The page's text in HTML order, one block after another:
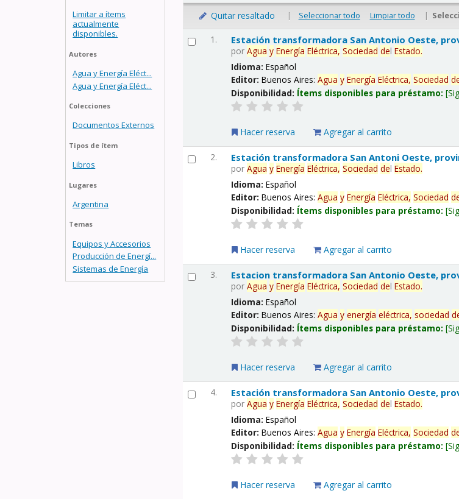
Limitar a ítems
actualmente
disponibles.
Autores
Agua y Energía Eléct...
Agua y Energía Eléct...
Colecciones
Documentos Externos
Tipos de ítem
Libros
Lugares
Argentina
Temas
Equipos y Accesorios
Producción de Energí...
Sistemas de Energía
Quitar resaltado | Seleccionar todo Limpiar todo |
1. Estación transformadora San Antonio Oeste,
porAgua y Energía Eléctrica, Sociedad delEstado.
Idioma:Español
Editor:Buenos Aires:Agua y Energía Eléctrica, Sociedad
Disponibilidad: Ítems disponibles para préstamo:
Hacer reserva Agregar al carrito
2. Estación transformadora San Antoni Oeste,
porAgua y Energía Eléctrica, Sociedad delEstado.
Idioma:Español
Editor:Buenos Aires:Agua y Energía Eléctrica, Sociedad
Disponibilidad: Ítems disponibles para préstamo:
Hacer reserva Agregar al carrito
3. Estacion transformadora San Antonio Oeste,
porAgua y Energía Eléctrica, Sociedad delEstado.
Idioma:Español
Editor:Buenos Aires:Agua y energía eléctrica, sociedad
Disponibilidad: Ítems disponibles para préstamo:
Hacer reserva Agregar al carrito
4. Estación transformadora San Antonio Oeste,
porAgua y Energía Eléctrica, Sociedad delEstado.
Idioma:Español
Editor:Buenos Aires:Agua y Energía Eléctrica, Sociedad
Disponibilidad: Ítems disponibles para préstamo:
Hacer reserva Agregar al carrito